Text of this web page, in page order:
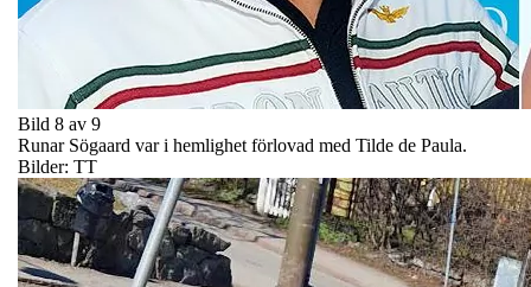
Bild 8 av 9
Runar Sögaard var i hemlighet förlovad med Tilde de Paula.
Bilder: TT